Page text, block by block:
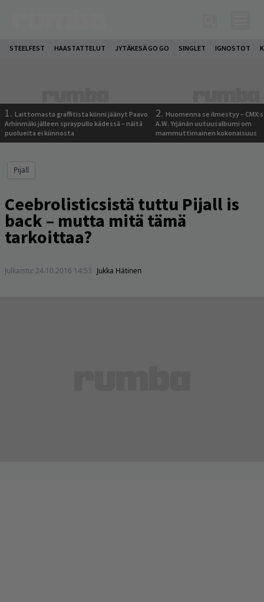
STEELFEST HAASTATTELUT JYTÄKESÄ GO GO SINGLET IGNOSTOT
1. Laittomasta graffitista kiinni jäänyt Paavo
Arhinmäki jälleen spraypullo kädessä – näitä
puolueita ei kiinnosta
2. Huomenna se ilmestyy –
A.W. Yrjänän uutuusalbumi om
mammuttimainen kokonaisuus
Pijall
Ceebrolisticsistä tuttu Pijall is
back – mutta mitä tämä
tarkoittaa?
Julkaistu: 24.10.2016 14:53 Jukka Hätinen